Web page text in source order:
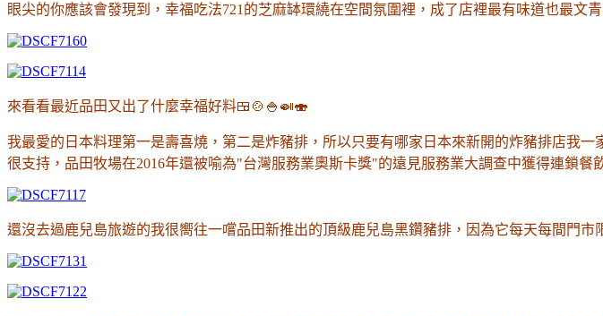
眼尖的你應該會發現到 ， 幸福吃法721的芝麻缽環繞在空間氛圍裡 ，成了店裡最有味道也最文
來看看最近品田又出了什麼幸福好料🍱🍲🍚🍛🍣
我最愛的日本料理第一是壽喜燒 ，第二是炸豬排 ，所以只要有哪家日本來新開的炸豬排店我一
很支持 ，品田牧場在2016年還被喻為"台灣服務業奧斯卡獎"的遠見服務業大調查中獲得連鎖餐
還沒去過鹿兒島旅遊的我很嚮往一嚐品田新推出的頂級鹿兒島黑鑽豬排 ，因為它每天每間門市